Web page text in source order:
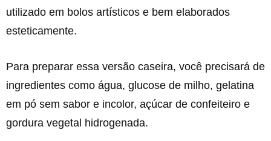
utilizado em bolos artísticos e bem elaborados
esteticamente.
Para preparar essa versão caseira, você precisará de
ingredientes como água, glucose de milho, gelatina
em pó sem sabor e incolor, açúcar de confeiteiro e
gordura vegetal hidrogenada.